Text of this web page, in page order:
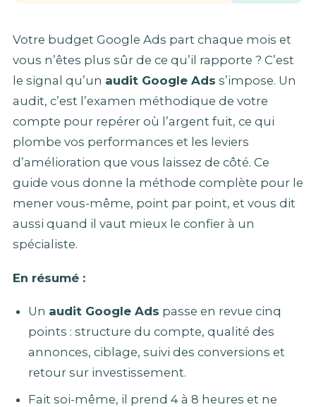
Votre budget Google Ads part chaque mois et
vous n’êtes plus sûr de ce qu’il rapporte ? C’est
le signal qu’un audit Google Ads s’impose. Un
audit, c’est l’examen méthodique de votre
compte pour repérer où l’argent fuit, ce qui
plombe vos performances et les leviers
d’amélioration que vous laissez de côté. Ce
guide vous donne la méthode complète pour le
mener vous-même, point par point, et vous dit
aussi quand il vaut mieux le confier à un
spécialiste.
En résumé :
Un audit Google Ads passe en revue cinq
points : structure du compte, qualité des
annonces, ciblage, suivi des conversions et
retour sur investissement.
Fait soi-même, il prend 4 à 8 heures et ne